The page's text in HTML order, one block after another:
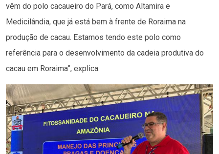
vêm do polo cacaueiro do Pará, como Altamira e
Medicilândia, que já está bem à frente de Roraima na
produção de cacau. Estamos tendo este polo como
referência para o desenvolvimento da cadeia produtiva do
cacau em Roraima”, explica.